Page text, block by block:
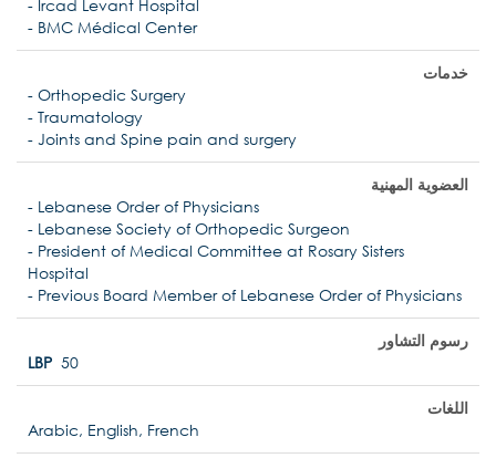
- Ircad Levant Hospital
- BMC Médical Center
خدمات
- Orthopedic Surgery
- Traumatology
- Joints and Spine pain and surgery
العضوية المهنية
- Lebanese Order of Physicians
- Lebanese Society of Orthopedic Surgeon
- President of Medical Committee at Rosary Sisters
Hospital
- Previous Board Member of Lebanese Order of Physicians
رسوم التشاور
LBP 50
اللغات
Arabic, English, French